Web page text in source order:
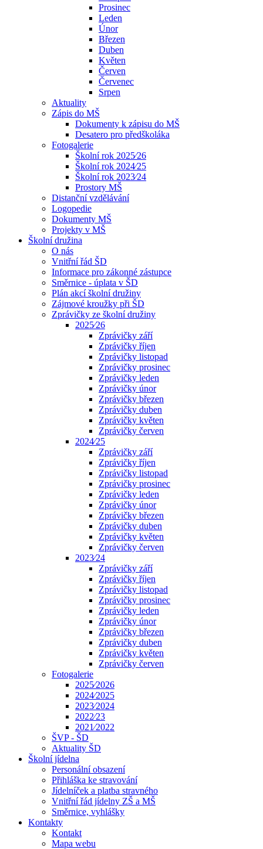
Prosinec
Leden
Únor
Březen
Duben
Květen
Červen
Červenec
Srpen
Aktuality
Zápis do MŠ
Dokumenty k zápisu do MŠ
Desatero pro předškoláka
Fotogalerie
Školní rok 2025⁄26
Školní rok 2024⁄25
Školní rok 2023⁄24
Prostory MŠ
Distanční vzdělávání
Logopedie
Dokumenty MŠ
Projekty v MŠ
Školní družina
O nás
Vnitřní řád ŠD
Informace pro zákonné zástupce
Směrnice - úplata v ŠD
Plán akcí školní družiny
Zájmové kroužky při ŠD
Zprávičky ze školní družiny
2025⁄26
Zprávičky září
Zprávičky říjen
Zprávičky listopad
Zprávičky prosinec
Zprávičky leden
Zprávičky únor
Zprávičky březen
Zprávičky duben
Zprávičky květen
Zprávičky červen
2024⁄25
Zprávičky září
Zprávičky říjen
Zprávičky listopad
Zprávičky prosinec
Zprávičky leden
Zprávičky únor
Zprávičky březen
Zprávičky duben
Zprávičky květen
Zprávičky červen
2023⁄24
Zprávičky září
Zprávičky říjen
Zprávičky listopad
Zprávičky prosinec
Zprávičky leden
Zprávičky únor
Zprávičky březen
Zprávičky duben
Zprávičky květen
Zprávičky červen
Fotogalerie
2025⁄2026
2024⁄2025
2023⁄2024
2022⁄23
2021⁄2022
ŠVP - ŠD
Aktuality ŠD
Školní jídelna
Personální obsazení
Přihláška ke stravování
Jídelníček a platba stravného
Vnitřní řád jídelny ZŠ a MŠ
Směrnice, vyhlášky
Kontakty
Kontakt
Mapa webu